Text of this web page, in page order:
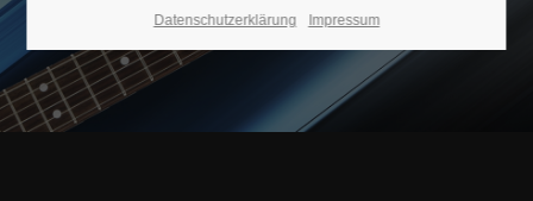
Datenschutzerklärung Impressum